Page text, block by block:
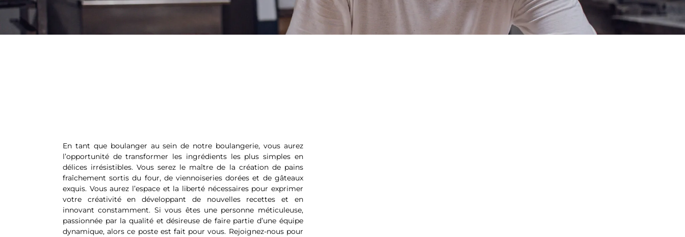
En tant que boulanger au sein de notre boulangerie, vous aurez
l’opportunité de transformer les ingrédients les plus simples en
délices irrésistibles. Vous serez le maître de la création de pains
fraîchement sortis du four, de viennoiseries dorées et de gâteaux
exquis. Vous aurez l’espace et la liberté nécessaires pour exprimer
votre créativité en développant de nouvelles recettes et en
innovant constamment. Si vous êtes une personne méticuleuse,
passionnée par la qualité et désireuse de faire partie d’une équipe
dynamique, alors ce poste est fait pour vous. Rejoignez-nous pour